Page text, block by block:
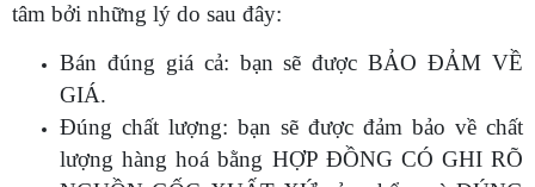
tâm bởi những lý do sau đây:
Bán đúng giá cả: bạn sẽ được BẢO ĐẢM VỀ
GIÁ.
Đúng chất lượng: bạn sẽ được đảm bảo về chất
lượng hàng hoá bằng HỢP ĐỒNG CÓ GHI RÕ